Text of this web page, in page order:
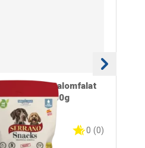
kutya jutalomfalat
sonkával 100g
0 (0)